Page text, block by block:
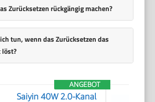
Zurücksetzen rückgängig machen?
tun, wenn das Zurücksetzen das
löst?
ANGEBOT
Saiyin 40W 2.0-Kanal